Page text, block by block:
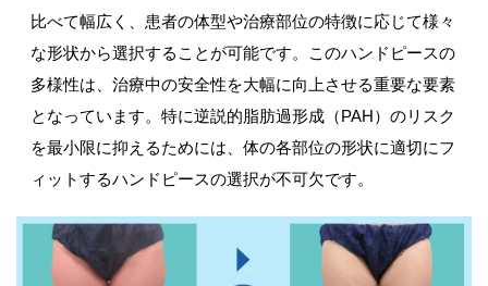
比べて幅広く、患者の体型や治療部位の特徴に応じて様々
な形状から選択することが可能です。このハンドピースの
多様性は、治療中の安全性を大幅に向上させる重要な要素
となっています。特に逆説的脂肪過形成（PAH）のリスク
を最小限に抑えるためには、体の各部位の形状に適切にフ
ィットするハンドピースの選択が不可欠です。